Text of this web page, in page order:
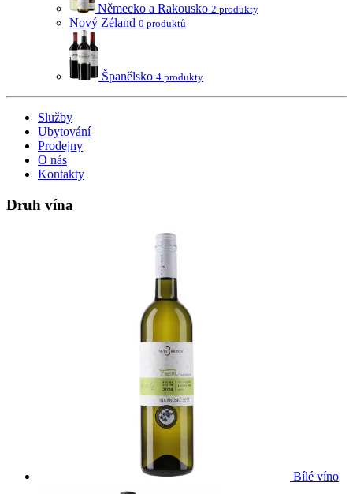
Německo a Rakousko 2 produkty
Nový Zéland 0 produktů
Španělsko 4 produkty
Služby
Ubytování
Prodejny
O nás
Kontakty
Druh vína
Bílé víno